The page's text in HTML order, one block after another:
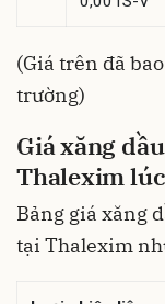
(Giá trên đã
trường)
Giá xăng
Thalexim
Bảng giá xăng
tại Thalexim